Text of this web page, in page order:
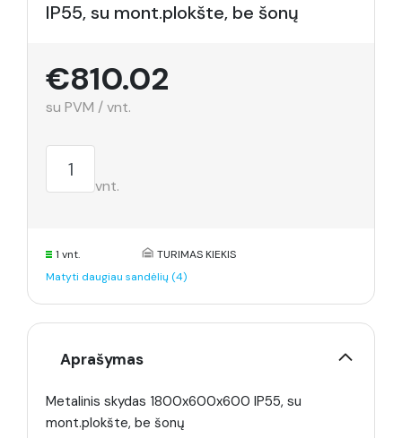
IP55, su mont.plokšte, be šonų
€810.02
su PVM / vnt.
vnt.
1 vnt.
TURIMAS KIEKIS
Matyti daugiau sandėlių (4)
Aprašymas
Metalinis skydas 1800x600x600 IP55, su
mont.plokšte, be šonų